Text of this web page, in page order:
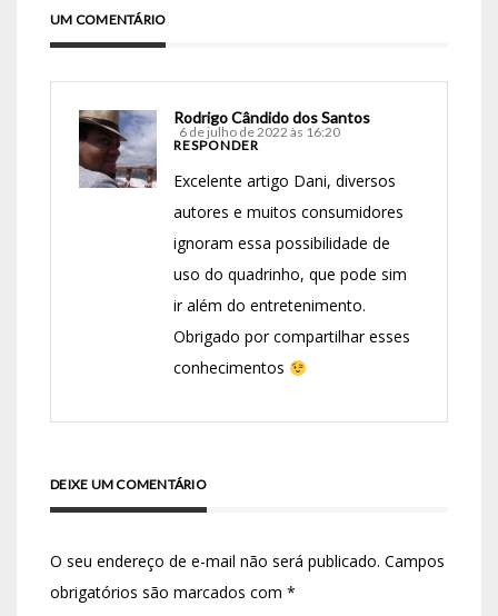
UM COMENTÁRIO
Rodrigo Cândido dos Santos
6 de julho de 2022 às 16:20
RESPONDER
Excelente artigo Dani, diversos
autores e muitos consumidores
ignoram essa possibilidade de
uso do quadrinho, que pode sim
ir além do entretenimento.
Obrigado por compartilhar esses
conhecimentos
DEIXE UM COMENTÁRIO
O seu endereço de e-mail não será publicado. Campos
obrigatórios são marcados com *